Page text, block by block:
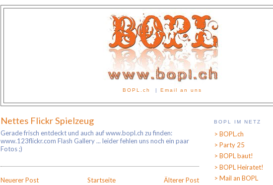
BOPL.ch | Email an uns
Nettes Flickr Spielzeug
Gerade frisch entdeckt und auch auf www.bopl.ch zu finden:
www.123flickr.com Flash Gallery ... leider fehlen uns noch ein paar
Fotos ;)
Neuerer Post Älterer Post
Startseite
BOPL IM NETZ
> BOPL.ch
> Party 25
> BOPL baut!
> BOPL Heiratet!
> Mail an BOPL